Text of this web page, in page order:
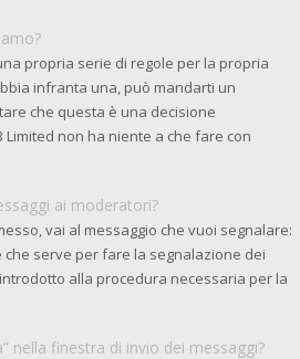
propria serie di regole per la propria
infranta una, può mandarti un
che questa è una decisione
Limited non ha niente a che fare con
ai moderatori?
vai al messaggio che vuoi segnalare:
serve per fare la segnalazione dei
alla procedura necessaria per la
nella finestra di invio dei messaggi?